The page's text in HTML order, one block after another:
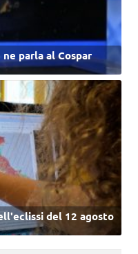
parla al Cospar
del 12 agosto